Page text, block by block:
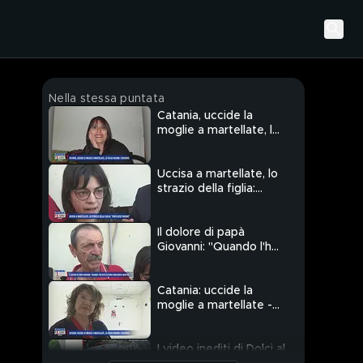
Nella stessa puntata
Catania, uccide la
moglie a martellate, la
Uccisa a martellate, lo
strazio della figlia:
Il dolore di papà
Giovanni: "Quando l'ho
Catania: uccide la
moglie a martellate -
donna
I video inediti di Dolci al